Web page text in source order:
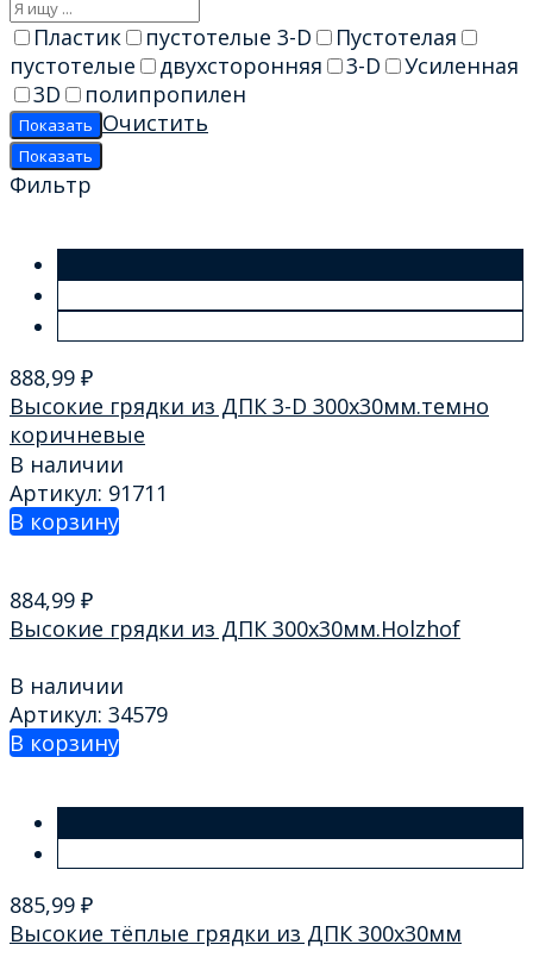
Пластик пустотелые 3-D
Пустотелая
пустотелые
двухсторонняя 3-D
Усиленная
3D
полипропилен
Очистить
Фильтр
888,99 ₽
Высокие грядки из ДПК 3-D 300х30мм.темно
коричневые
В наличии
Артикул: 91711
В корзину
884,99 ₽
Высокие грядки из ДПК 300х30мм.Holzhof
В наличии
Артикул: 34579
В корзину
885,99 ₽
Высокие тёплые грядки из ДПК 300х30мм